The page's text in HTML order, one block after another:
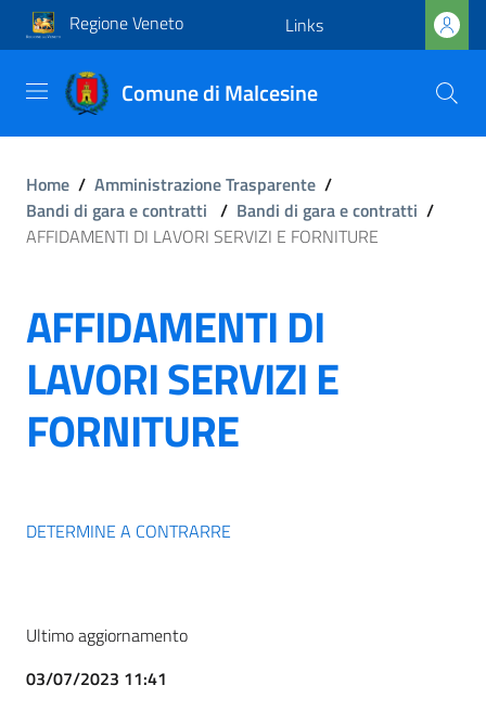
Regione Veneto Links
Comune di Malcesine
Home / Amministrazione Trasparente /
Bandi di gara e contratti / Bandi di gara e contratti /
AFFIDAMENTI DI LAVORI SERVIZI E FORNITURE
AFFIDAMENTI DI
LAVORI SERVIZI E
FORNITURE
DETERMINE A CONTRARRE
Ultimo aggiornamento
03/07/2023 11:41